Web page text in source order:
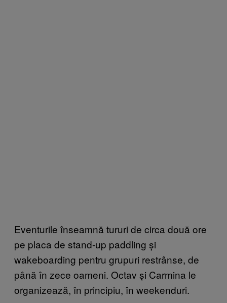
Eventurile înseamnă tururi de circa două ore
pe placa de stand-up paddling și
wakeboarding pentru grupuri restrânse, de
până în zece oameni. Octav și Carmina le
organizează, în principiu, în weekenduri.